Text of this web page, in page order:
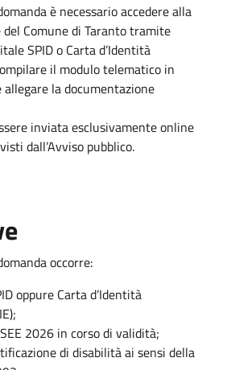
è necessario accedere alla
Comune di Taranto tramite
SPID o Carta d’Identità
il modulo telematico in
la documentazione
inviata esclusivamente online
dall’Avviso pubblico.
occorre:
oppure Carta d’Identità
2026 in corso di validità;
di disabilità ai sensi della